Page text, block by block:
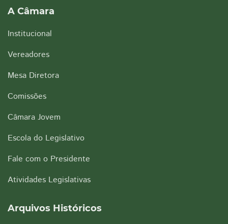
A Câmara
Institucional
Vereadores
Mesa Diretora
Comissões
Câmara Jovem
Escola do Legislativo
Fale com o Presidente
Atividades Legislativas
Arquivos Históricos